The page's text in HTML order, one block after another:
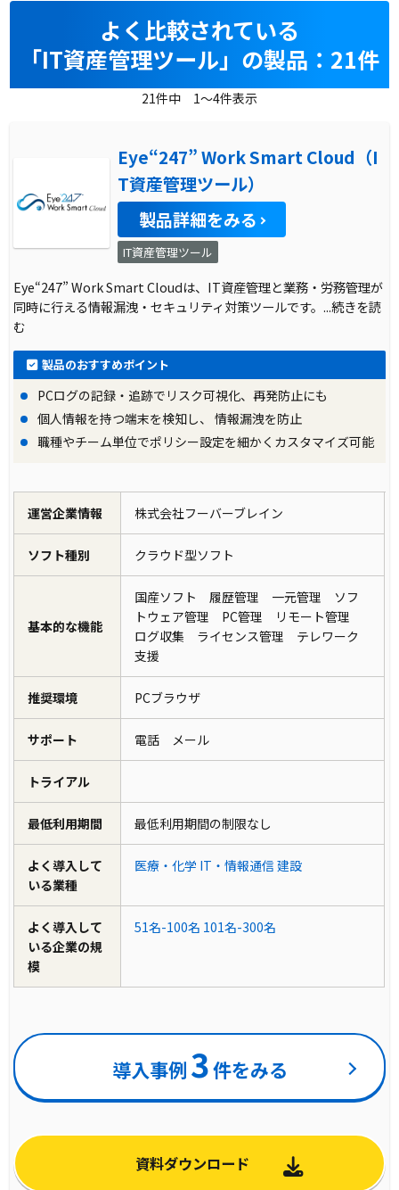
よく比較されている
「IT資産管理ツール」の製品：21件
21件中 1～4件表示
Eye“247” Work Smart Cloud（I
T資産管理ツール）
製品詳細をみる
IT資産管理ツール
Eye“247” Work Smart Cloudは、IT資産管理と業務・労務管理が
同時に行える情報漏洩・セキュリティ対策ツールです。...続きを読
む
製品のおすすめポイント
PCログの記録・追跡でリスク可視化、再発防止にも
個人情報を持つ端末を検知し、 情報漏洩を防止
職種やチーム単位でポリシー設定を細かくカスタマイズ可能
運営企業情報 株式会社フーバーブレイン
ソフト種別 クラウド型ソフト
基本的な機能
国産ソフト 履歴管理 一元管理 ソフ
トウェア管理 PC管理 リモート管理
ログ収集 ライセンス管理 テレワーク
支援
推奨環境 PCブラウザ
サポート 電話 メール
トライアル
最低利用期間 最低利用期間の制限なし
よく導入して
いる業種
医療・化学 IT・情報通信 建設
よく導入して
いる企業の規
模
51名-100名 101名-300名
導入事例 3件をみる
資料ダウンロード